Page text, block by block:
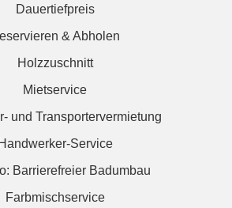
Dauertiefpreis
& Abholen
Holzzuschnitt
Mietservice
und Transportervermietung
Handwerker-Service
Barrierefreier Badumbau
Farbmischservice